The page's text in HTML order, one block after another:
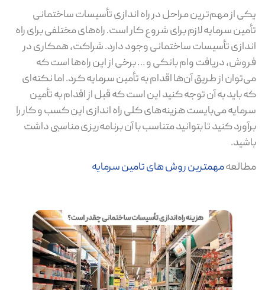
یکی از مهم‌ترین مراحل در راه اندازی تأسیسات ساختمانی
تأمین سرمایه لازم برای شروع کار است. راه‌های مختلفی برای راه
اندازی تأسیسات ساختمانی وجود دارد. شراکت، همکاری در
فروش، دریافت وام بانکی و … برخی از این راه‌ها است که
می‌توان از طریق آن‌ها اقدام به تأمین سرمایه کرد. اما نکته‌ای
که باید به آن توجه کنید این است که قبل از اقدام به تأمین
سرمایه می‌بایست هزینه‌های کلی راه اندازی این کسب و کار را
برآورد کنید تا بتوانید متناسب با آن برنامه‌ریزی مناسبی داشت
باشید.
مطالعهمهمترین روش های تامین سرمایه